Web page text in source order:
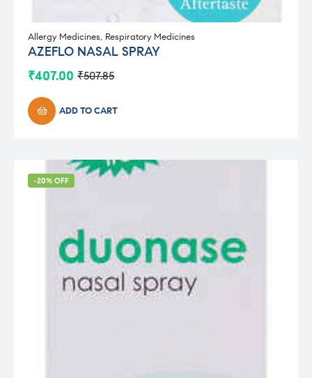
Allergy Medicines, Respiratory Medicines
AZEFLO NASAL SPRAY
₹507.85
Original
was:
₹507.85.
₹407.00
Current
is:
₹407.00.ADD TO CART
-20% OFF